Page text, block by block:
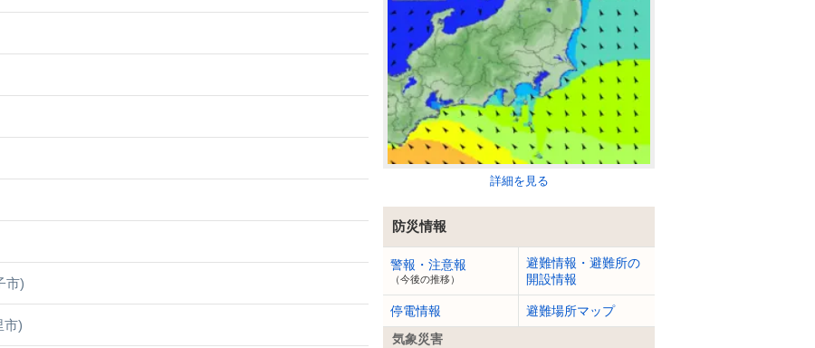
市)
市)
詳細を見る
防災情報
警報・注意報
（今後の推移）
避難情報・避難所の
開設情報
停電情報
避難場所マップ
気象災害